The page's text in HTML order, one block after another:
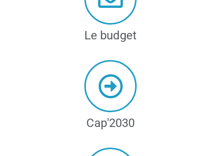
Le budget
Cap'2030